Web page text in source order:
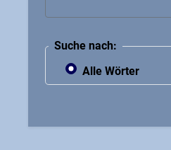
Suche nach:
Alle Wörter